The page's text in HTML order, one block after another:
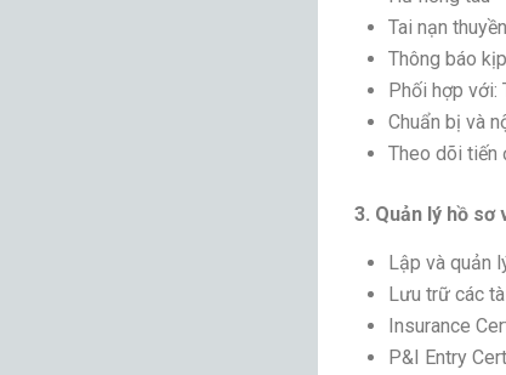
Tai nạn
Thông báo
Phối hợp với:
Chuẩn bị và
Theo dõi tiến
3. Quản lý hồ sơ
Lập và quản
Lưu trữ các
Insurance
P&I Entry